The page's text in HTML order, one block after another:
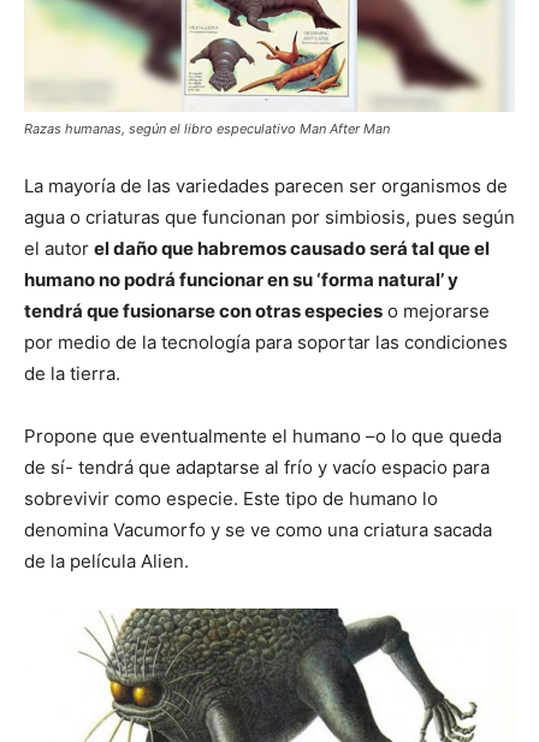
Razas humanas, según el libro especulativo Man After Man
La mayoría de las variedades parecen ser organismos de
agua o criaturas que funcionan por simbiosis, pues según
el autor el daño que habremos causado será tal que el
humano no podrá funcionar en su ‘forma natural’ y
tendrá que fusionarse con otras especies o mejorarse
por medio de la tecnología para soportar las condiciones
de la tierra.
Propone que eventualmente el humano –o lo que queda
de sí- tendrá que adaptarse al frío y vacío espacio para
sobrevivir como especie. Este tipo de humano lo
denomina Vacumorfo y se ve como una criatura sacada
de la película Alien.